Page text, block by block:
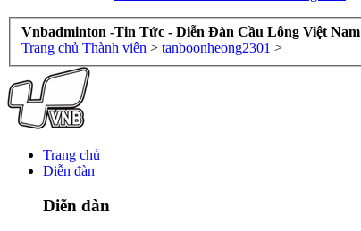
Vnbadminton -Tin Tức - Diễn Đàn Cầu Lông Việt Nam
Trang chủ Thành viên > tanboonheong2301 >
Trang chủ
Diễn đàn
Diễn đàn